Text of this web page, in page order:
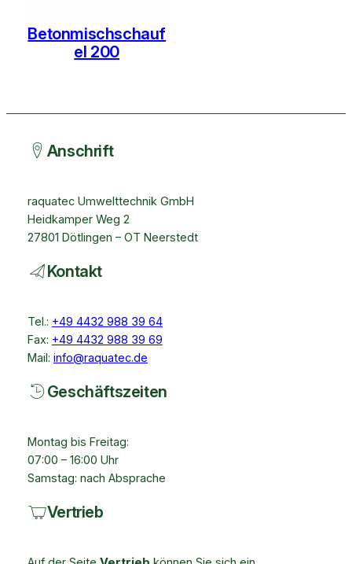
Betonmischschauf
el 200
Anschrift
raquatec Umwelttechnik GmbH
Heidkamper Weg 2
27801 Dötlingen – OT Neerstedt
Kontakt
Tel.: +49 4432 988 39 64
Fax: +49 4432 988 39 69
Mail: info@raquatec.de
Geschäftszeiten
Montag bis Freitag:
07:00 – 16:00 Uhr
Samstag: nach Absprache
Vertrieb